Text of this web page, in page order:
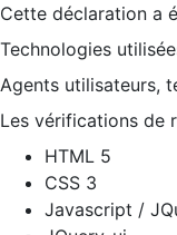
Cette déclaration a
Technologies
Agents utilisateurs,
Les vérifications de
HTML 5
CSS 3
Javascript /